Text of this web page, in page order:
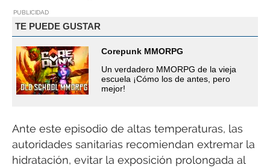
PUBLICIDAD
TE PUEDE GUSTAR
Corepunk MMORPG
Un verdadero MMORPG de la vieja
escuela ¡Cómo los de antes, pero
mejor!
Ante este episodio de altas temperaturas, las
autoridades sanitarias recomiendan extremar la
hidratación, evitar la exposición prolongada al